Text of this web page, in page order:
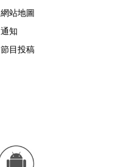
網站地圖
通知
節目投稿